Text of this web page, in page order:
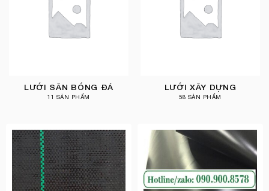
LƯỚI SÂN BÓNG ĐÁ
11 SẢN PHẨM
LƯỚI XÂY DỰNG
58 SẢN PHẨM